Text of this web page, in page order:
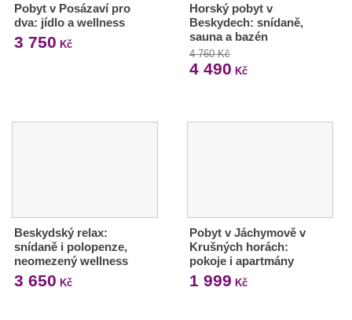
Pobyt v Posázaví pro
dva: jídlo a wellness
3 750 Kč
Horský pobyt v
Beskydech: snídaně,
sauna a bazén
4 760 Kč
4 490 Kč
Beskydský relax:
snídaně i polopenze,
neomezený wellness
3 650 Kč
Pobyt v Jáchymově v
Krušných horách:
pokoje i apartmány
1 999 Kč